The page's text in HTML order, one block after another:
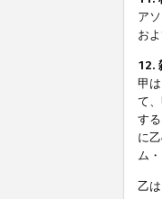
ア
お
12.
甲
て
す
に
ム
乙